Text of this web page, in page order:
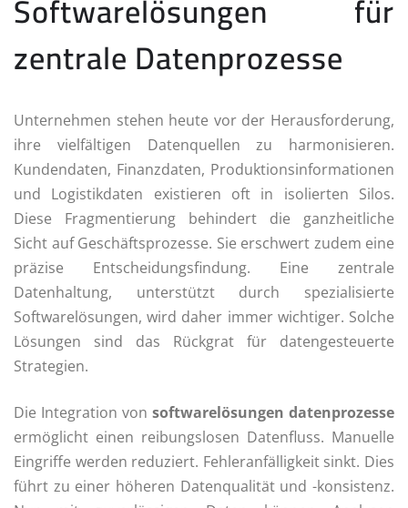
Softwarelösungen für
zentrale Datenprozesse
Unternehmen stehen heute vor der Herausforderung,
ihre vielfältigen Datenquellen zu harmonisieren.
Kundendaten, Finanzdaten, Produktionsinformationen
und Logistikdaten existieren oft in isolierten Silos.
Diese Fragmentierung behindert die ganzheitliche
Sicht auf Geschäftsprozesse. Sie erschwert zudem eine
präzise Entscheidungsfindung. Eine zentrale
Datenhaltung, unterstützt durch spezialisierte
Softwarelösungen, wird daher immer wichtiger. Solche
Lösungen sind das Rückgrat für datengesteuerte
Strategien.
Die Integration von softwarelösungen datenprozesse
ermöglicht einen reibungslosen Datenfluss. Manuelle
Eingriffe werden reduziert. Fehleranfälligkeit sinkt. Dies
führt zu einer höheren Datenqualität und -konsistenz.